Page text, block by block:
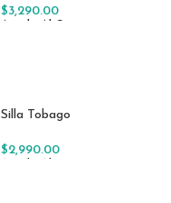
$3,290.00
Silla Tobago
$2,990.00